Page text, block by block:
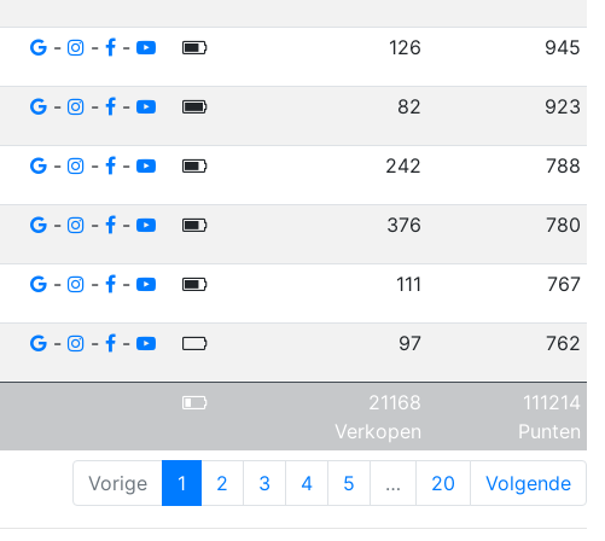
- - - 126 945
- - - 82 923
- - - 242 788
- - - 376 780
- - - 111 767
- - - 97 762
21168
Verkopen
111214
Punten
Vorige 1 2 3 4 5 … 20 Volgende